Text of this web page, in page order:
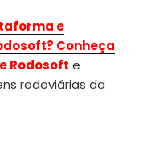
e
Conheça
Rodosoft e
rodoviárias da